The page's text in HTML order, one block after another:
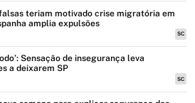
teriam motivado crise migratória em
amplia expulsões
SC
Sensação de insegurança leva
a deixarem SP
SC